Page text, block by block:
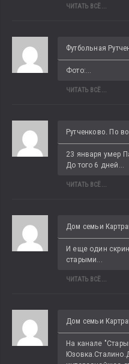
ЧИТАТЬ ВСЁ...
Футбольная
Фото:...
ЧИТАТЬ ВСЁ...
Рутченково. По
23 января умер
До того 6 дней...
ЧИТАТЬ ВСЁ...
Дом семьи
И еще один
старыми...
ЧИТАТЬ ВСЁ...
Дом семьи
На канале